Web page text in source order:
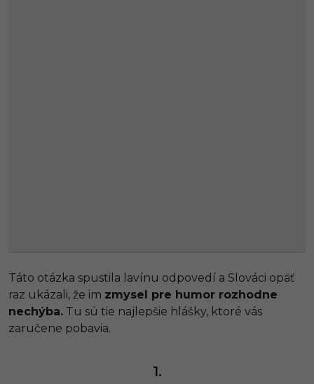
Táto otázka spustila lavínu odpovedí a Slováci opäť
raz ukázali, že im zmysel pre humor rozhodne
nechýba. Tu sú tie najlepšie hlášky, ktoré vás
zaručene pobavia.
1.